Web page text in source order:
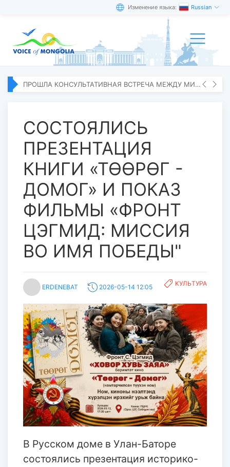
Изменение языка: Russian
ПРОШЛА КОНСУЛЬТАТИВНАЯ ВСТРЕЧА МЕЖДУ МИД МОНГОЛИИ И ЯПОНИИ
СОСТОЯЛИСЬ
ПРЕЗЕНТАЦИЯ
КНИГИ «ТӨӨРӨГ -
ДОМОГ» И ПОКАЗ
ФИЛЬМЫ «ФРОНТ
ЦЭГМИД: МИССИЯ
ВО ИМЯ ПОБЕДЫ"
ERDENEBAT 2026-05-14 12:05 KУЛЬТУРА
В Русском доме в Улан-Баторе
состоялись презентация историко-